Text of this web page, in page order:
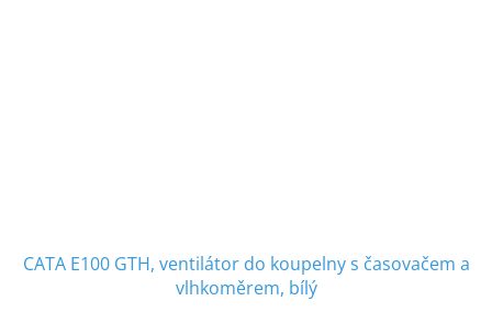
CATA E100 GTH, ventilátor do koupelny s časovačem a
vlhkoměrem, bílý